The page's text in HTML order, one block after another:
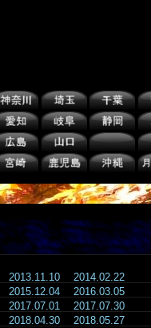
2013.11.10
2014.02.22
2015.12.04
2016.03.05
2017.07.01
2017.07.30
2018.04.30
2018.05.27